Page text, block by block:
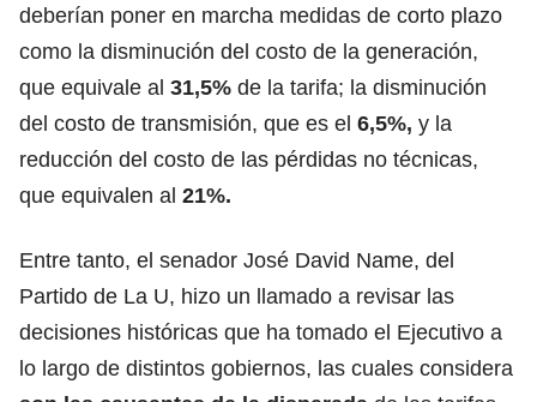
deberían poner en marcha medidas de corto plazo
como la disminución del costo de la generación,
que equivale al 31,5% de la tarifa; la disminución
del costo de transmisión, que es el 6,5%, y la
reducción del costo de las pérdidas no técnicas,
que equivalen al 21%.
Entre tanto, el senador José David Name, del
Partido de La U, hizo un llamado a revisar las
decisiones históricas que ha tomado el Ejecutivo a
lo largo de distintos gobiernos, las cuales considera